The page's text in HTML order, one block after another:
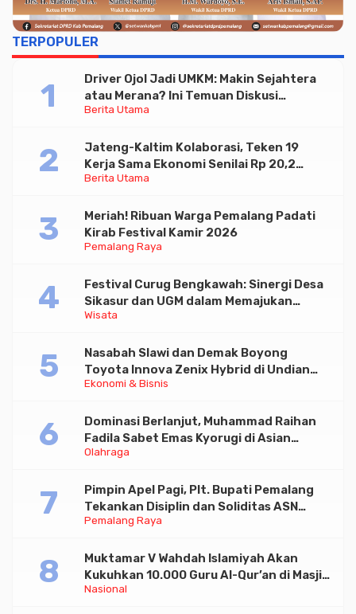
TERPOPULER
Berita Utama
Driver Ojol Jadi UMKM: Makin Sejahtera
atau Merana? Ini Temuan Diskusi
Paramadina
Berita Utama
Jateng-Kaltim Kolaborasi, Teken 19
Kerja Sama Ekonomi Senilai Rp 20,2
Triliun
Pemalang Raya
Meriah! Ribuan Warga Pemalang Padati
Kirab Festival Kamir 2026
Wisata
Festival Curug Bengkawah: Sinergi Desa
Sikasur dan UGM dalam Memajukan
Wisata serta UMKM Lokal
Ekonomi & Bisnis
Nasabah Slawi dan Demak Boyong
Toyota Innova Zenix Hybrid di Undian
Tabungan Bima Bank Jateng
Olahraga
Dominasi Berlanjut, Muhammad Raihan
Fadila Sabet Emas Kyorugi di Asian
Taekwondo Indonesia Open 2026
Pemalang Raya
Pimpin Apel Pagi, Plt. Bupati Pemalang
Tekankan Disiplin dan Soliditas ASN
untuk Pelayanan Publik
Nasional
Muktamar V Wahdah Islamiyah Akan
Kukuhkan 10.000 Guru Al-Qur’an di Masjid
Istiqlal